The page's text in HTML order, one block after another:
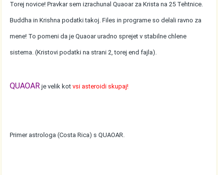
Torej novice! Pravkar sem izrachunal Quaoar za Krista na 25 Tehtnice.
Buddha in Krishna podatki takoj. Files in programe so delali ravno za
mene! To pomeni da je Quaoar uradno sprejet v stabilne chlene
sistema. (Kristovi podatki na strani 2, torej end fajla).
QUAOAR je velik kotvsi asteroidi skupaj!
Primer astrologa (Costa Rica) s QUAOAR.